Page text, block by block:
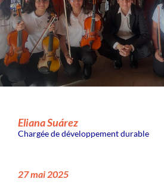
Eliana Suárez
Chargée de développement durable
27 mai 2025